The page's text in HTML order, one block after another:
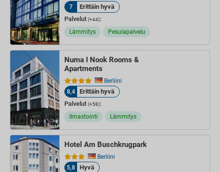
7
Erittäin hyvä
Palvelut (+44):
Lämmitys Pesulapalvelu
Numa I Nook Rooms &
Apartments
Berliini
8,4
Erittäin hyvä
Palvelut (+58):
Ilmastointi Lämmitys
Hotel Am Buschkrugpark
Berliini
5,8
Hyvä